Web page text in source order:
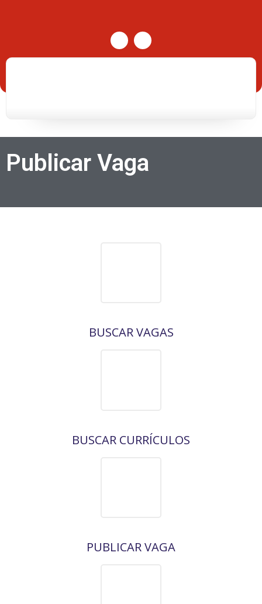
Publicar Vaga
BUSCAR VAGAS
BUSCAR CURRÍCULOS
PUBLICAR VAGA